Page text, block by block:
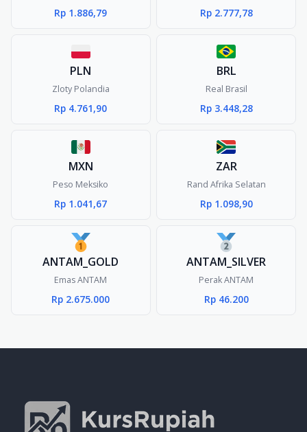
Rp 1.886,79 Rp 2.777,78
PLN
Zloty Polandia
Rp 4.761,90
BRL
Real Brasil
Rp 3.448,28
MXN
Peso Meksiko
Rp 1.041,67
ZAR
Rand Afrika Selatan
Rp 1.098,90
ANTAM_GOLD
Emas ANTAM
Rp 2.675.000
ANTAM_SILVER
Perak ANTAM
Rp 46.200